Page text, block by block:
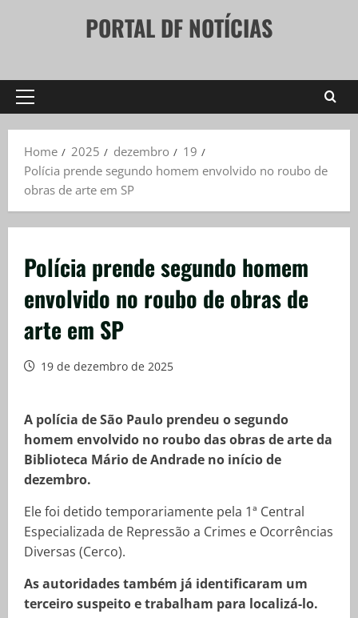
PORTAL DF NOTÍCIAS
Primary
Home
2025 dezembro
19
Polícia prende segundo homem envolvido no roubo de
obras de arte em SP
Polícia prende segundo homem
envolvido no roubo de obras de
arte em SP
19 de dezembro de 2025
A polícia de São Paulo prendeu o segundo
homem envolvido no roubo das obras de arte da
Biblioteca Mário de Andrade no início de
dezembro.
Ele foi detido temporariamente pela 1ª Central
Especializada de Repressão a Crimes e Ocorrências
Diversas (Cerco).
As autoridades também já identificaram um
terceiro suspeito e trabalham para localizá-lo.